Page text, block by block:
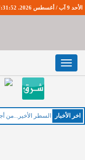
الأحد 9 آب / أغسطس 2026. 7:31:53 صباحاً
Toggle
navigation
اخر اﻷخبار